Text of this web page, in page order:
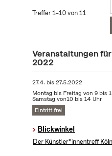
Treffer 1–10 von 11
Veranstaltungen
2022
27.4. bis27.5.2022
Montag bis Freitag von 9 bis
Samstag von10 bis 14 Uhr
Eintritt frei
Blickwinkel
Der Künstler*innentreff